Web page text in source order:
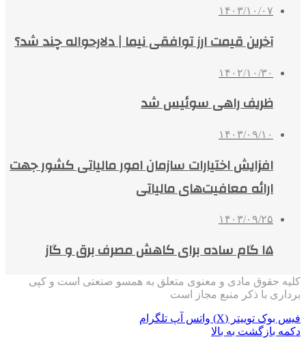
۱۴۰۳/۱۰/۰۷
آخرین قیمت ارز توافقی نیما | دلارحواله چند شد؟
۱۴۰۲/۱۰/۳۰
ظریف راهی سوئیس شد
۱۴۰۳/۰۹/۱۰
افزایش اختیارات سازمان امور مالیاتی کشور جهت
ارائه معافیت‌های مالیاتی
۱۴۰۳/۰۹/۲۵
۱۵ گام ساده برای کاهش مصرف برق و گاز
کلیه حقوق مادی و معنوی متعلق به همسو صنعتی است و کپی
برداری با ذکر منبع مجاز است
فیس بوک توییتر (X) واتس آپ تلگرام
دکمه بازگشت به بالا